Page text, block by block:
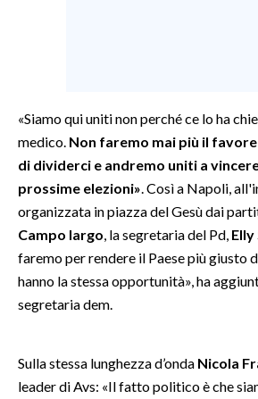
GOSSIP
SALUTE
SARDEGNA TURISMO
SARDI NEL MONDO
NOTIZIE
#CARAUNIONE
«Siamo qui uniti non perché ce lo ha
medico. Non faremo mai più il
di dividerci e andremo uniti a
prossime elezioni» . Così a Napoli,
organizzata in piazza del Gesù dai
Campo largo , la segretaria del Pd, Elly
faremo per rendere il Paese più giusto
hanno la stessa opportunità», ha
segretaria dem.
Sulla stessa lunghezza d’onda Nicola
leader di Avs: «Il fatto politico è che